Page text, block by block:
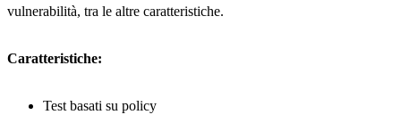
vulnerabilità, tra le altre caratteristiche.
Caratteristiche:
Test basati su policy